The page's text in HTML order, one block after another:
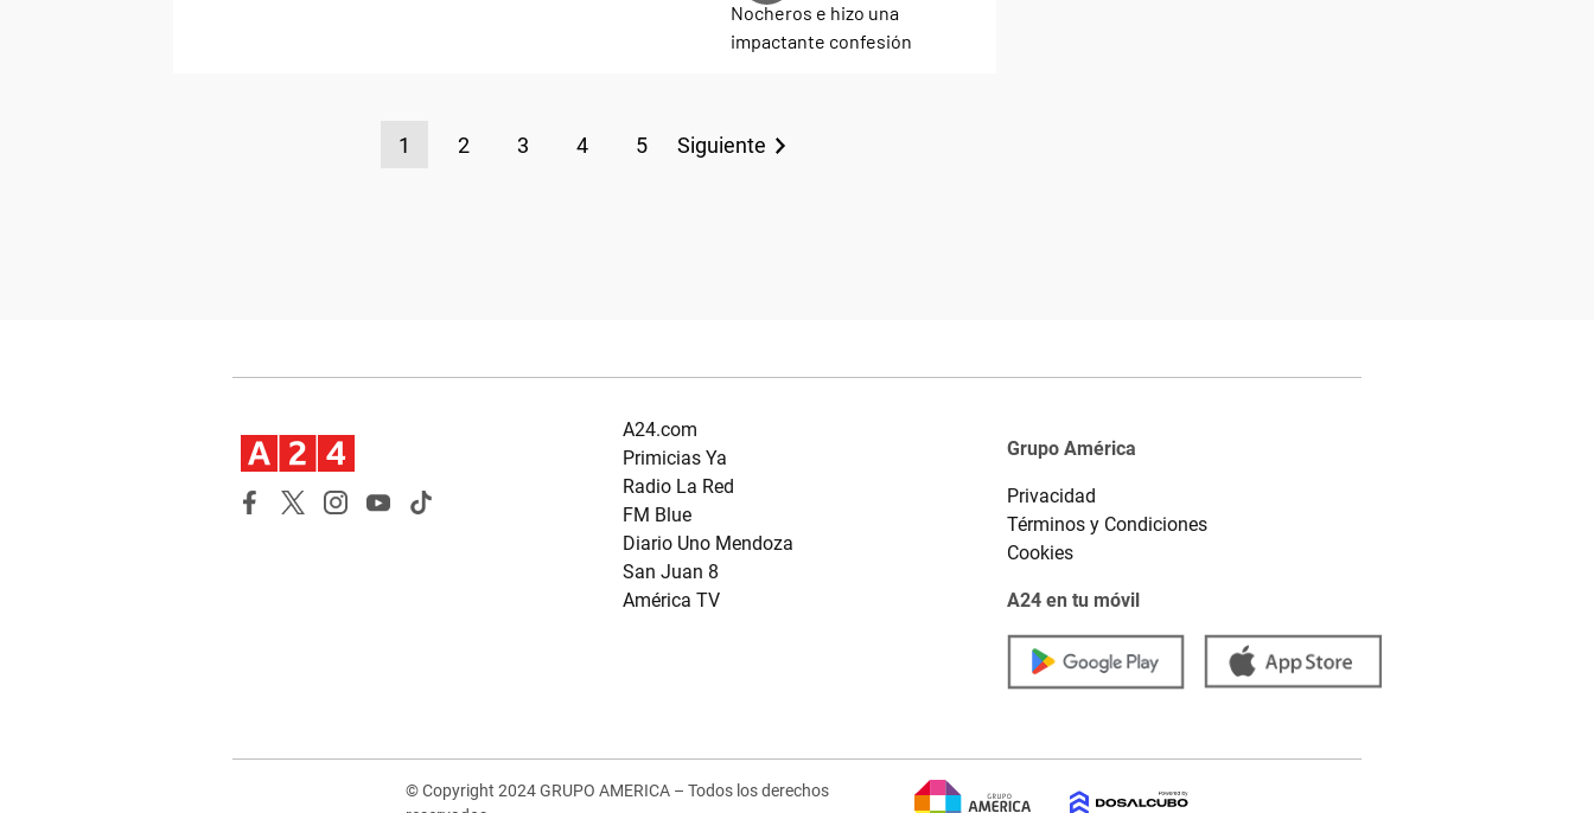
1 2 3 4 5 Siguiente
A24.com
Primicias Ya
Radio La Red
FM Blue
Diario Uno Mendoza
San Juan 8
América TV
Grupo América
Privacidad
Términos y Condiciones
Cookies
A24 en tu móvil
© Copyright 2024 GRUPO AMERICA – Todos los derechos